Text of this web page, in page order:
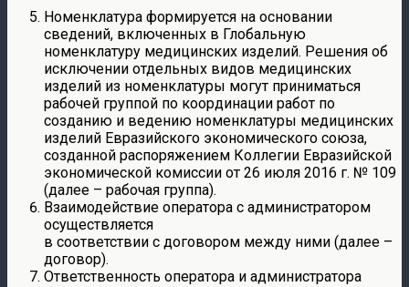
Номенклатура формируется на основании
сведений, включенных в Глобальную
номенклатуру медицинских изделий. Решения об
исключении отдельных видов медицинских
изделий из номенклатуры могут приниматься
рабочей группой по координации работ по
созданию и ведению номенклатуры медицинских
изделий Евразийского экономического союза,
созданной распоряжением Коллегии Евразийской
экономической комиссии от 26 июля 2016 г. № 109
(далее – рабочая группа).
Взаимодействие оператора с администратором
осуществляется
в соответствии с договором между ними (далее –
договор).
Ответственность оператора и администратора